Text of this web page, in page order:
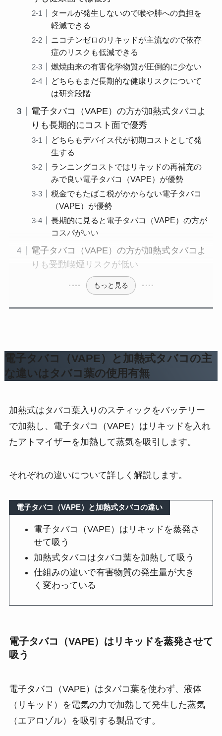
タールが発生しないので喉や肺への負担を
軽減できる
ニコチンゼロのリキッドが主流なので依存
症のリスクも低減できる
燃焼由来の有害化学物質が圧倒的に少ない
どちらもまだ長期的な健康リスクについて
は研究段階
電子タバコ（VAPE）の方が加熱式タバコよ
りも長期的にコスト面で優秀
どちらもデバイス代が初期コストとして発
生する
ランニングコストではリキッドの再補充の
みで良い電子タバコ（VAPE）が優勢
税金でもたばこ税がかからない電子タバコ
（VAPE）が優勢
長期的に見ると電子タバコ（VAPE）の方が
コスパがいい
電子タバコ（VAPE）の方が加熱式タバコよ
りも受動喫煙リスクが低い
もっと見る
電子タバコ（VAPE）と加熱式タバコの主
な違いはタバコ葉の使用有無
加熱式はタバコ葉入りのスティックをバッテリー
で加熱し、電子タバコ（VAPE）はリキッドを入れ
たアトマイザーを加熱して蒸気を吸引します​。
それぞれの違いについて詳しく解説します。
電子タバコ（VAPE）と加熱式タバコの違い
電子タバコ（VAPE）はリキッドを蒸発さ
せて吸う
加熱式タバコはタバコ葉を加熱して吸う
仕組みの違いで有害物質の発生量が大き
く変わっている
電子タバコ（VAPE）はリキッドを蒸発させて
吸う
電子タバコ（VAPE）はタバコ葉を使わず、液体
（リキッド）を電気の力で加熱して発生した蒸気
（エアロゾル）を吸引する製品です。